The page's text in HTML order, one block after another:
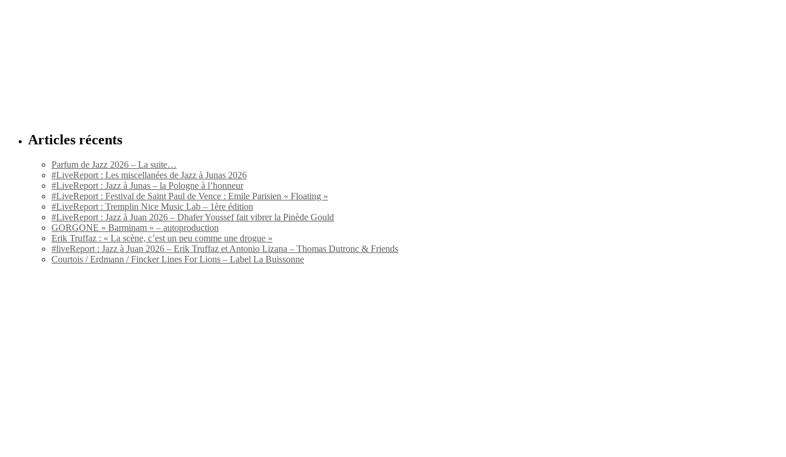
Articles récents
Parfum de Jazz 2026 – La suite…
#LiveReport : Les miscellanées de Jazz à Junas 2026
#LiveReport : Jazz à Junas – la Pologne à l’honneur
#LiveReport : Festival de Saint Paul de Vence : Emile Parisien « Floating »
#LiveReport : Tremplin Nice Music Lab – 1ère édition
#LiveReport : Jazz à Juan 2026 – Dhafer Youssef fait vibrer la Pinède Gould
GORGONE « Barminam » – autoproduction
Erik Truffaz : « La scène, c’est un peu comme une drogue »
#liveReport : Jazz à Juan 2026 – Erik Truffaz et Antonio Lizana – Thomas Dutronc & Friends
Courtois / Erdmann / Fincker Lines For Lions – Label La Buissonne